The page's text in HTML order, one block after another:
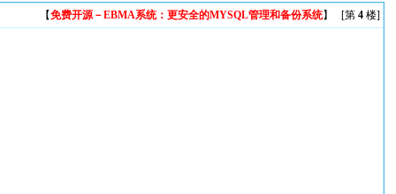
【免费开源－EBMA系统：更安全的MYSQL管理和备份系统】 [第 4楼]